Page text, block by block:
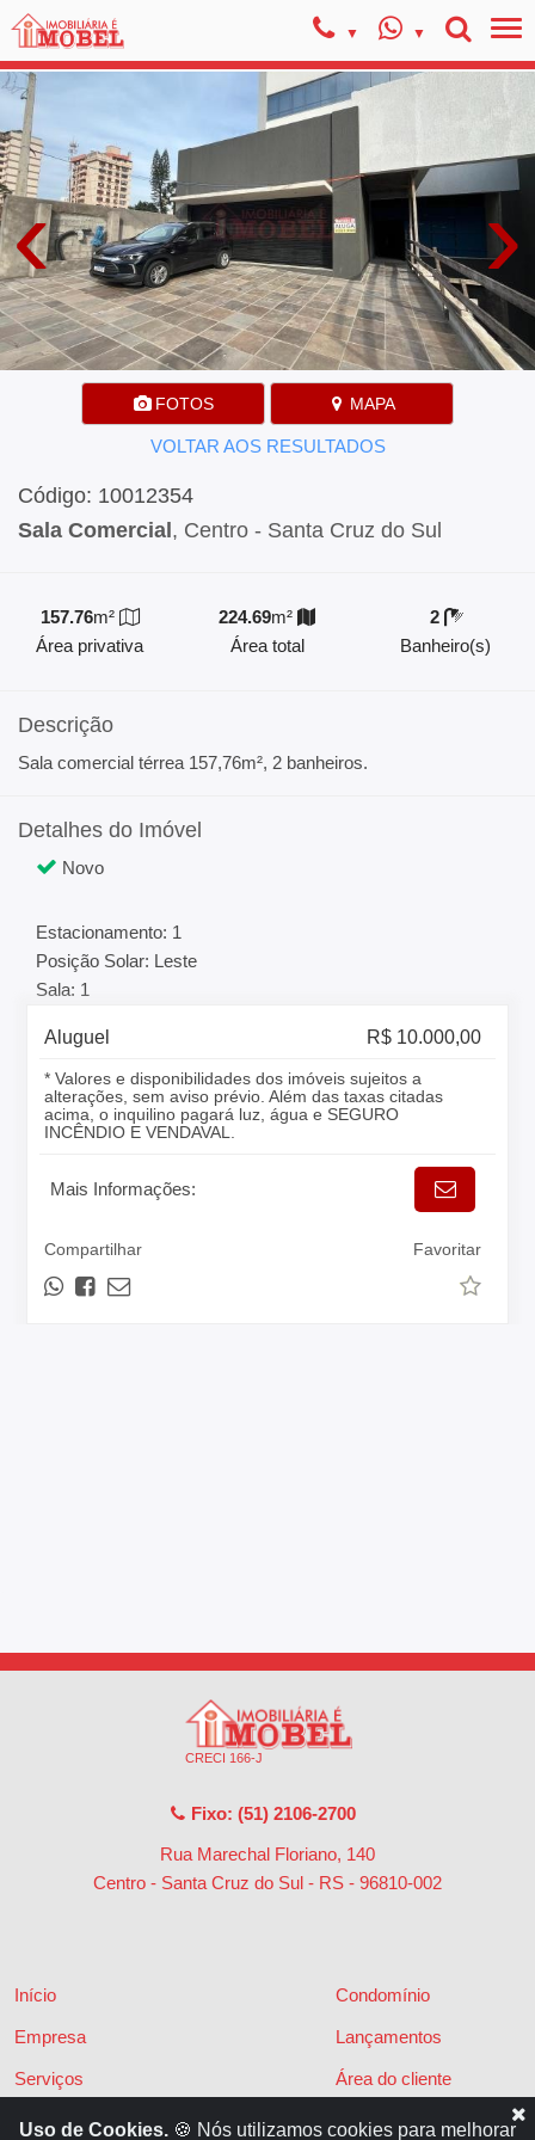
‹ ›
FOTOS MAPA
VOLTAR AOS RESULTADOS
Código: 10012354
Sala Comercial , Centro - Santa Cruz do Sul
157.76m²
Área privativa
224.69m²
Área total
2
Banheiro(s)
Descrição
Sala comercial térrea 157,76m², 2 banheiros.
Detalhes do Imóvel
Novo
Estacionamento: 1
Posição Solar: Leste
Sala: 1
Aluguel R$ 10.000,00
* Valores e disponibilidades dos imóveis sujeitos a
alterações, sem aviso prévio. Além das taxas citadas
acima, o inquilino pagará luz, água e SEGURO
INCÊNDIO E VENDAVAL.
Mais Informações:
Compartilhar Favoritar
CRECI 166-J
Fixo: (51) 2106-2700
Rua Marechal Floriano, 140
Centro - Santa Cruz do Sul - RS - 96810-002
Início
Empresa
Serviços
Financiamentos
Condomínio
Lançamentos
Área do cliente
Políticas de privacidade
Uso de Cookies. 🍪 Nós utilizamos cookies para melhorar